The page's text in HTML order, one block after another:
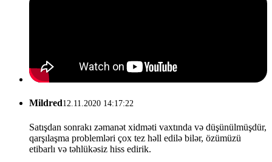
Mildred12.11.2020 14:17:22
Satışdan sonrakı zəmanət xidməti vaxtında və düşünülmüşdür,
qarşılaşma problemləri çox tez həll edilə bilər, özümüzü
etibarlı və təhlükəsiz hiss edirik.